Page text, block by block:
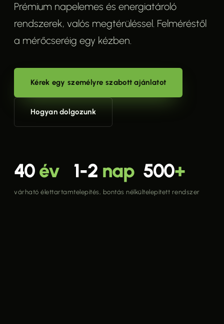
Prémium napelemes és energiatároló
rendszerek, valós megtérüléssel. Felméréstől
a mérőcseréig egy kézben.
Kérek egy személyre szabott ajánlatot
Hogyan dolgozunk
40év
várható élettartam
1-2 nap
telepítés, bontás nélkül
500+
telepített rendszer